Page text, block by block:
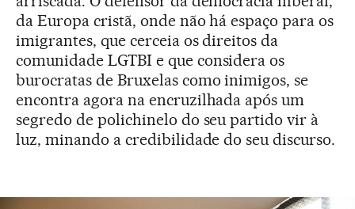
da Europa cristã, onde não há espaço para os
imigrantes, que cerceia os direitos da
comunidade LGTBI e que considera os
burocratas de Bruxelas como inimigos, se
encontra agora na encruzilhada após um
segredo de polichinelo do seu partido vir à
luz, minando a credibilidade do seu discurso.